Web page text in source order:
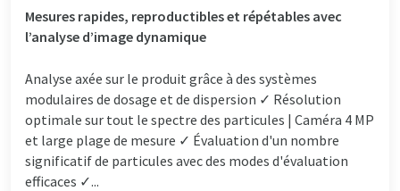
Mesures rapides, reproductibles et répétables avec
l’analyse d’image dynamique
Analyse axée sur le produit grâce à des systèmes
modulaires de dosage et de dispersion ✓ Résolution
optimale sur tout le spectre des particules | Caméra 4 MP
et large plage de mesure ✓ Évaluation d'un nombre
significatif de particules avec des modes d'évaluation
efficaces ✓...